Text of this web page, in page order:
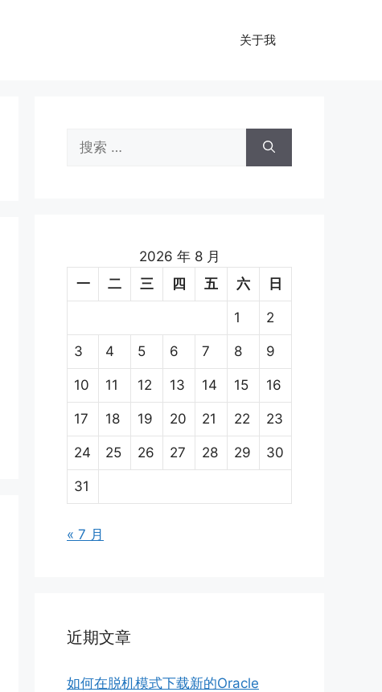
关于我
索：
2026 年 8 月
一
二 三 四 五 六 日
1 2
3 4 5 6 7 8 9
10 11 12 13 14 15 16
17 18 19 20 21 22 23
24 25 26 27 28 29 30
31
« 7 月
近期文章
如何在脱机模式下载新的Oracle